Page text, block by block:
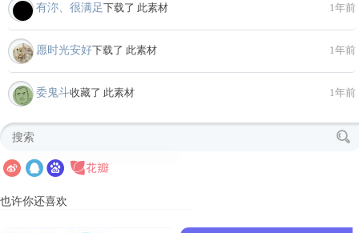
有沵、很满足下载了 此素材 1年前
愿时光安好下载了 此素材 1年前
委鬼斗收藏了 此素材 1年前
也许你还喜欢